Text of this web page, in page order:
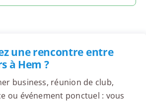
une rencontre entre
à Hem ?
business, réunion de club,
ou événement ponctuel : vous